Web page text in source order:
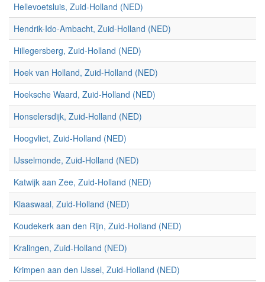
Hellevoetsluis, Zuid-Holland (NED)
Hendrik-Ido-Ambacht, Zuid-Holland (NED)
Hillegersberg, Zuid-Holland (NED)
Hoek van Holland, Zuid-Holland (NED)
Hoeksche Waard, Zuid-Holland (NED)
Honselersdijk, Zuid-Holland (NED)
Hoogvliet, Zuid-Holland (NED)
IJsselmonde, Zuid-Holland (NED)
Katwijk aan Zee, Zuid-Holland (NED)
Klaaswaal, Zuid-Holland (NED)
Koudekerk aan den Rijn, Zuid-Holland (NED)
Kralingen, Zuid-Holland (NED)
Krimpen aan den IJssel, Zuid-Holland (NED)